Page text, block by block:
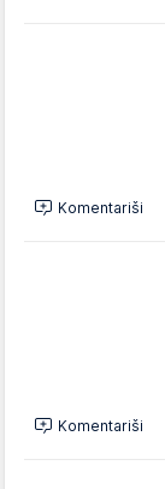
Komentariši
Komentariši